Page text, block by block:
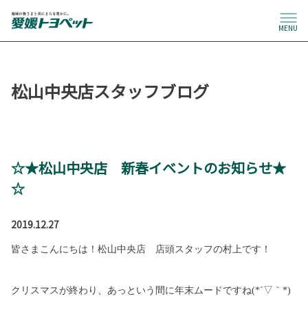
MENU
松山中央店スタッフブログ
☆★松山中央店 新春イベントのお知らせ★
☆
2019.12.27
皆さまこんにちは！松山中央店 店頭スタッフの村上です！
クリスマスが終わり、あっという間に年末ムードですね(*´▽｀ *)